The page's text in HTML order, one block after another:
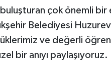
çok önemli bir
Belediyesi
ve değerli
bir anıyı